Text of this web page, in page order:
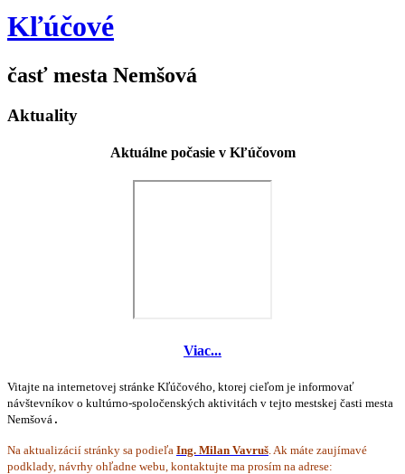
Kľúčové
časť mesta Nemšová
Aktuality
Aktuálne počasie v Kľúčovom
Viac...
Vitajte na internetovej stránke Kľúčového, ktorej cieľom je informovať
návštevníkov o kultúrno-spoločenských aktivitách v tejto mestskej časti mesta
Nemšová .
Na aktualizácií stránky sa podieľa Ing. Milan Vavruš . Ak máte zaujímavé
podklady, návrhy ohľadne webu, kontaktujte ma prosím na adrese: